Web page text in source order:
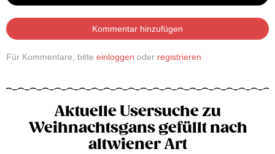
Kommentar hinzufügen
Für Kommentare, bitte einloggen oder registrieren
Aktuelle Usersuche zu
Weihnachtsgans gefüllt nach
altwiener Art